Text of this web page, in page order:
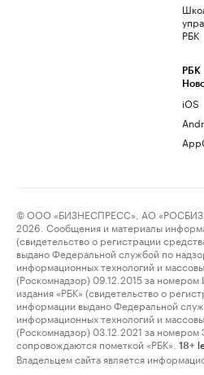
РБК
РБК
iOS
© ООО «БИЗНЕСПРЕСС», АО
2026. Сообщения и материалы
(свидетельство о регистрации
выдано Федеральной службой по
информационных технологий и
(Роскомнадзор) 09.12.2015 за
издания «РБК» (свидетельство о
информации выдано Федеральной
информационных технологий и
(Роскомнадзор) 03.12.2021 за
сопровождаются пометкой «РБК».
18+
Владельцем сайта является